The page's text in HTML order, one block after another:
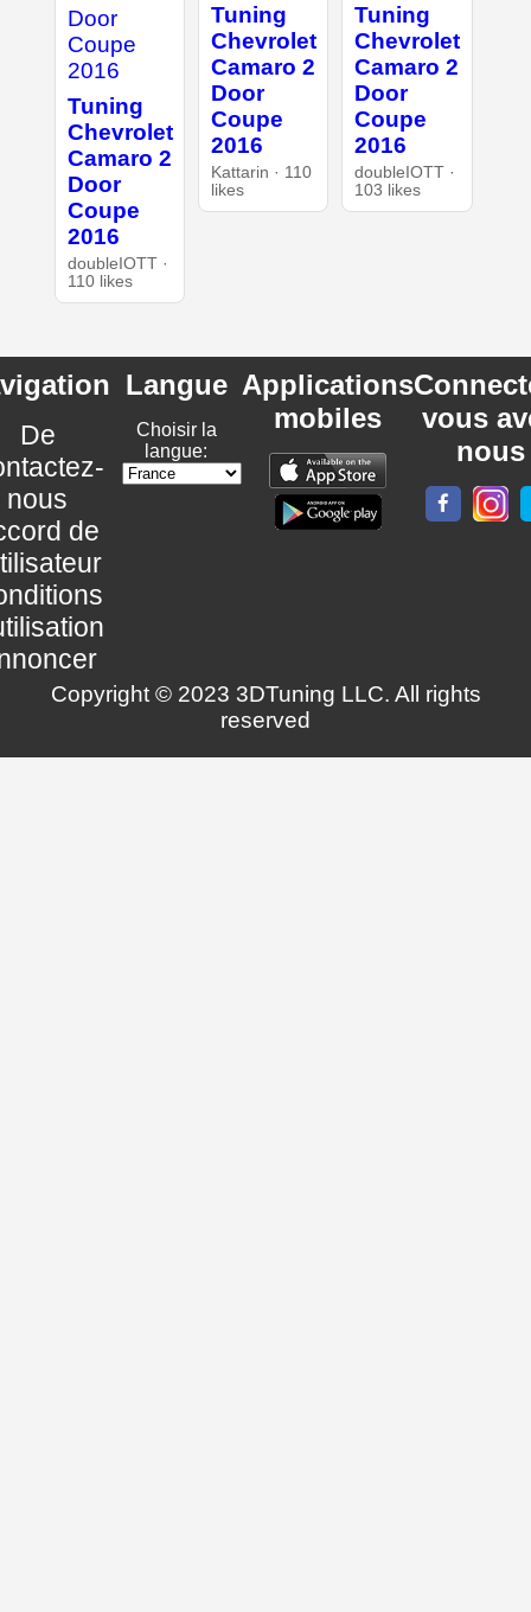
Tuning
Chevrolet
Camaro 2
Door
Coupe
2016
doubleIOTT ·
110 likes
Tuning
Chevrolet
Camaro 2
Door
Coupe
2016
Kattarin · 110
likes
Tuning
Chevrolet
Camaro 2
Door
Coupe
2016
doubleIOTT ·
103 likes
De
nous
de
Langue
Choisir la
langue:
Applications
mobiles
vous
nous
Copyright © 2023 3DTuning LLC. All rights
reserved